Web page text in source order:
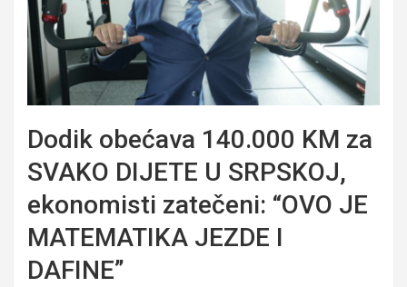
Dodik obećava 140.000 KM za
SVAKO DIJETE U SRPSKOJ,
ekonomisti zatečeni: “OVO JE
MATEMATIKA JEZDE I
DAFINE”